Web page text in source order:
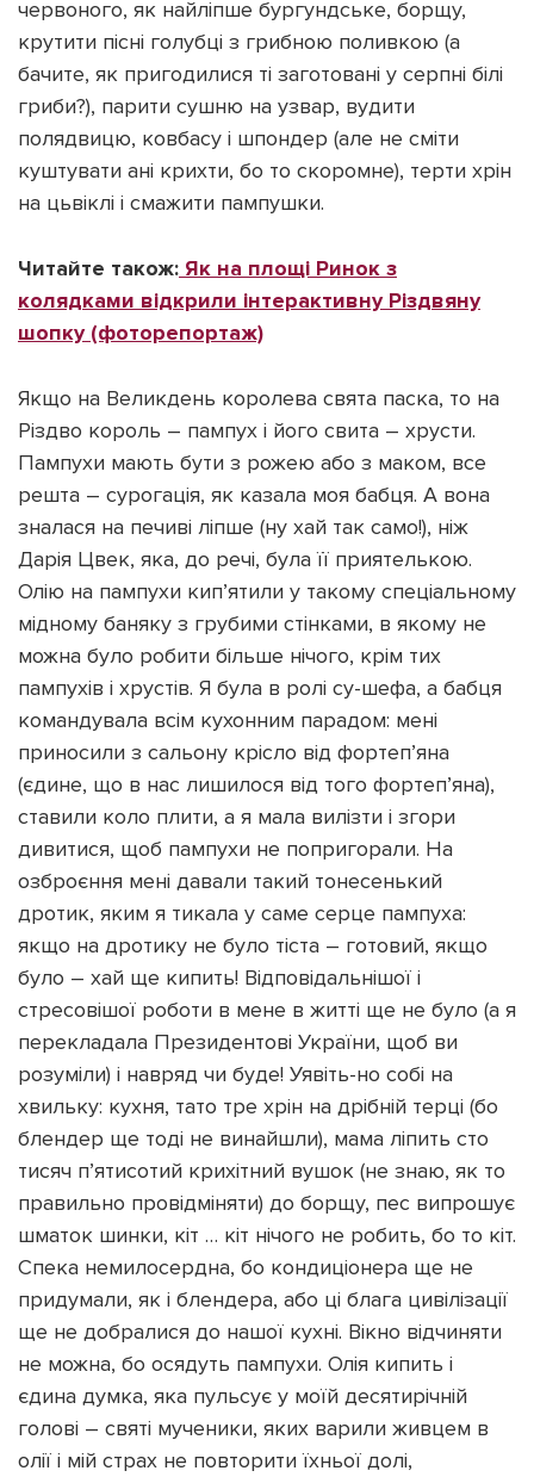
червоного, як найліпше бургундське, борщу,
крутити пісні голубці з грибною поливкою (а
бачите, як пригодилися ті заготовані у серпні білі
гриби?), парити сушню на узвар, вудити
полядвицю, ковбасу і шпондер (але не сміти
куштувати ані крихти, бо то скоромне), терти хрін
на цьвіклі і смажити пампушки.
Читайте також: Як на площі Ринок з
колядками відкрили інтерактивну Різдвяну
шопку (фоторепортаж)
Якщо на Великдень королева свята паска, то на
Різдво король – пампух і його свита – хрусти.
Пампухи мають бути з рожею або з маком, все
решта – сурогація, як казала моя бабця. А вона
зналася на печиві ліпше (ну хай так само!), ніж
Дарія Цвек, яка, до речі, була її приятелькою.
Олію на пампухи кип’ятили у такому спеціальному
мідному баняку з грубими стінками, в якому не
можна було робити більше нічого, крім тих
пампухів і хрустів. Я була в ролі су-шефа, а бабця
командувала всім кухонним парадом: мені
приносили з сальону крісло від фортеп’яна
(єдине, що в нас лишилося від того фортеп’яна),
ставили коло плити, а я мала вилізти і згори
дивитися, щоб пампухи не попригорали. На
озброєння мені давали такий тонесенький
дротик, яким я тикала у саме серце пампуха:
якщо на дротику не було тіста – готовий, якщо
було – хай ще кипить! Відповідальнішої і
стресовішої роботи в мене в житті ще не було (а я
перекладала Президентові України, щоб ви
розуміли) і навряд чи буде! Уявіть-но собі на
хвильку: кухня, тато тре хрін на дрібній терці (бо
блендер ще тоді не винайшли), мама ліпить сто
тисяч п’ятисотий крихітний вушок (не знаю, як то
правильно провідміняти) до борщу, пес випрошує
шматок шинки, кіт … кіт нічого не робить, бо то кіт.
Спека немилосердна, бо кондиціонера ще не
придумали, як і блендера, або ці блага цивілізації
ще не добралися до нашої кухні. Вікно відчиняти
не можна, бо осядуть пампухи. Олія кипить і
єдина думка, яка пульсує у моїй десятирічній
голові – святі мученики, яких варили живцем в
олії і мій страх не повторити їхньої долі,